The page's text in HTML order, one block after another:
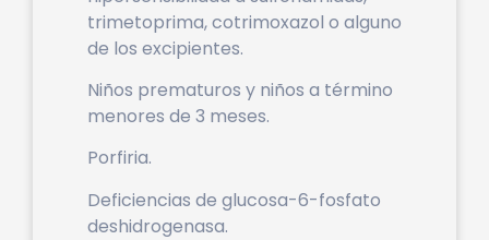
trimetoprima, cotrimoxazol o alguno
de los excipientes.
Niños prematuros y niños a término
menores de 3 meses.
Porfiria.
Deficiencias de glucosa-6-fosfato
deshidrogenasa.